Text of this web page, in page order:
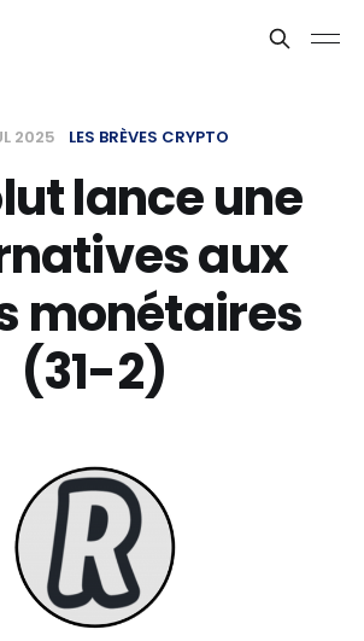
2025 LES BRÈVES CRYPTO
lance une
aux
monétaires
(31-2)